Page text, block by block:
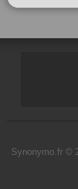
Synonymo.fr ©